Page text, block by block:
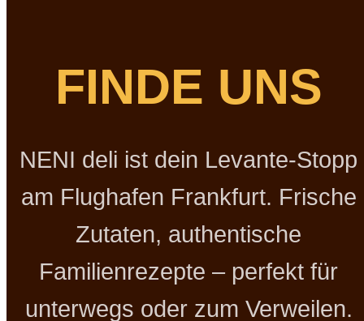
FINDE UNS
NENI deli ist dein Levante-Stopp
am Flughafen Frankfurt. Frische
Zutaten, authentische
Familienrezepte – perfekt für
unterwegs oder zum Verweilen.